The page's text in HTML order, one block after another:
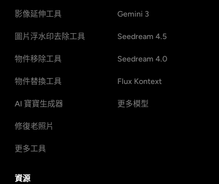
影像延伸工具
圖片浮水印去除工具
物件移除工具
物件替換工具
AI 寶寶生成器
修復老照片
更多工具
Gemini 3
Seedream 4.5
Seedream 4.0
Flux Kontext
更多模型
資源